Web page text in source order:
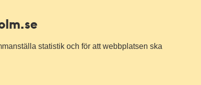
statistik och för att webbplatsen ska